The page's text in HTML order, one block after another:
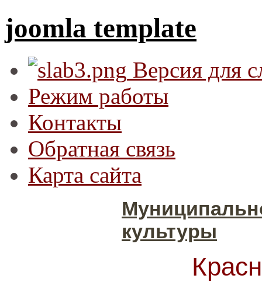
joomla template
Версия для
Режим работы
Контакты
Обратная связь
Карта сайта
культуры